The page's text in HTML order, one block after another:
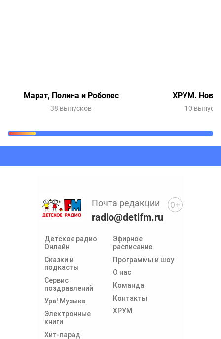
Марат, Полина и Робопес
38 выпусков
ХРУМ.
10
Детское радио
Онлайн
Сказки и
подкасты
Сервис
поздравлений
Ура! Музыка
Электронные
книги
Хит-парад
Эфирное
расписание
Программы и шоу
О нас
Команда
Контакты
ХРУМ
Почта редакции
radio@detifm.ru
0+